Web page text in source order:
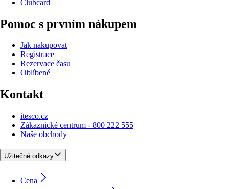
Clubcard
Pomoc s prvním nákupem
Jak nakupovat
Registrace
Rezervace času
Oblíbené
Kontakt
itesco.cz
Zákaznické centrum - 800 222 555
Naše obchody
Užitečné odkazy
Cena